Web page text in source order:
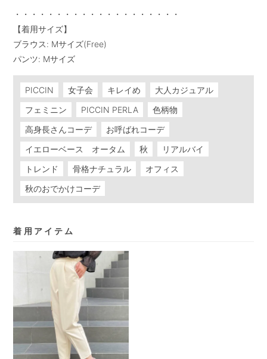
・・・・・・・・・・・・・・・・・・・・
【着用サイズ】
ブラウス: Mサイズ(Free)
パンツ: Mサイズ
PICCIN 女子会 キレイめ
大人カジュアル
フェミニン
PICCIN PERLA
色柄物
高身長さんコーデ
お呼ばれコーデ
イエローベース オータム
秋
リアルバイ
トレンド
骨格ナチュラル
オフィス
秋のおでかけコーデ
着用アイテム